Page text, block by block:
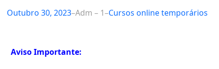
Outubro 30, 2023–Adm – 1–Cursos online temporários
Aviso Importante: